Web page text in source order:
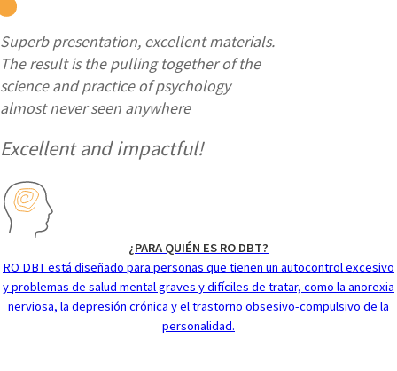
Superb presentation, excellent materials.
The result is the pulling together of the
science and practice of psychology
almost never seen anywhere
Excellent and impactful!
¿PARA QUIÉN ES RO DBT?
RO DBT está diseñado para personas que tienen un autocontrol excesivo
y problemas de salud mental graves y difíciles de tratar, como la anorexia
nerviosa, la depresión crónica y el trastorno obsesivo-compulsivo de la
personalidad.